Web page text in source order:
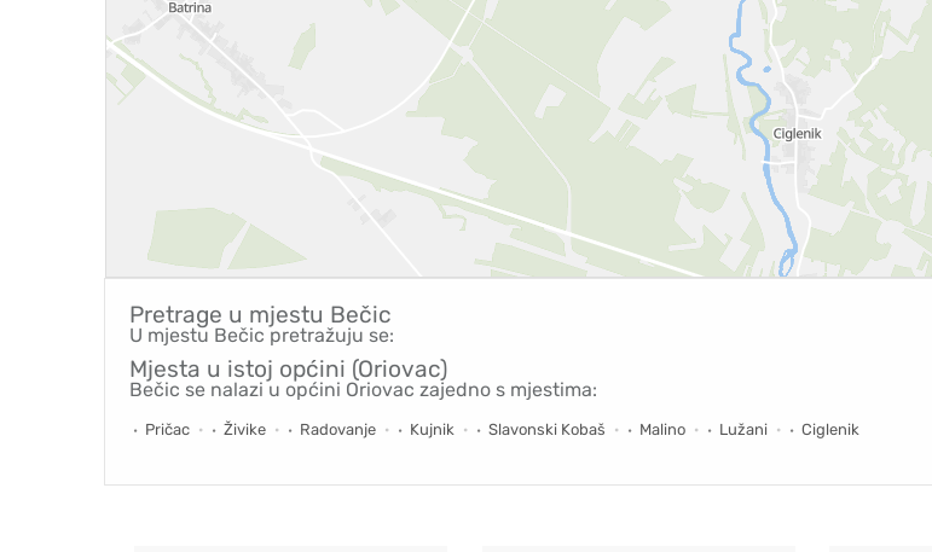
Pretrage u mjestu Bečic
U mjestu Bečic pretražuju se:
Mjesta u istoj općini (Oriovac)
Bečic se nalazi u općini Oriovac zajedno s mjestima:
Pričac Živike Radovanje Kujnik Slavonski Kobaš Malino Lužani Ciglenik